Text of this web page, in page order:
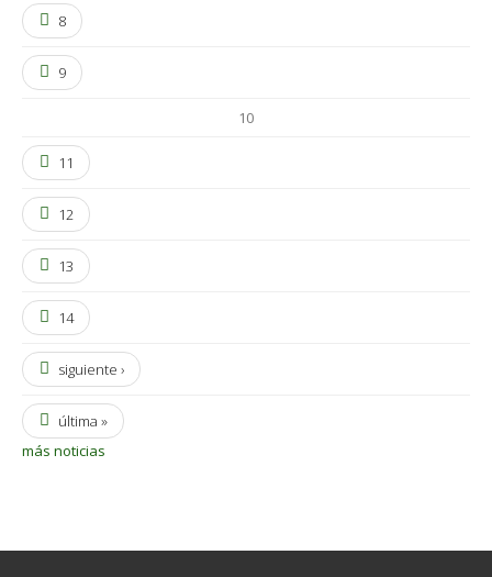
8
9
10
11
12
13
14
siguiente ›
última »
más noticias